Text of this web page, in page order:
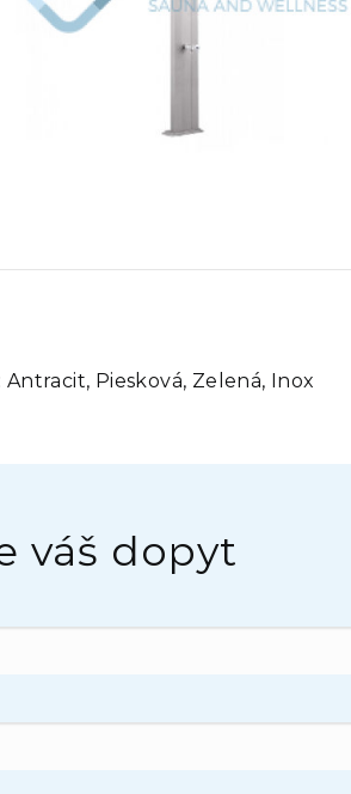
Antracit, Piesková, Zelená, Inox
váš dopyt